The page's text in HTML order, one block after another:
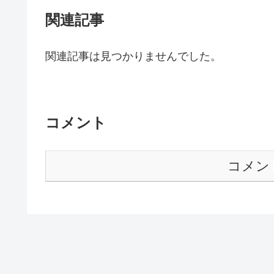
関連記事
関連記事は見つかりませんでした。
コメント
コメン